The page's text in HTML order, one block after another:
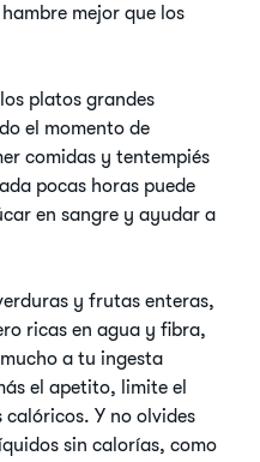
mejor que los
platos grandes
el momento de
comidas y tentempiés
pocas horas puede
en sangre y ayudar a
y frutas enteras,
ricas en agua y fibra,
a tu ingesta
el apetito, limite el
calóricos. Y no olvides
sin calorías, como